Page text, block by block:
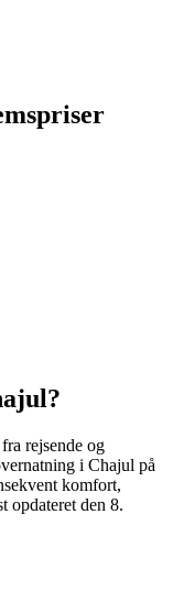
rejsende og
i Chajul på
komfort,
opdateret den 8.